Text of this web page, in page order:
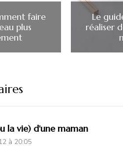
faire
plus
Le
réaliser
la vie) d'une maman
à 20:05